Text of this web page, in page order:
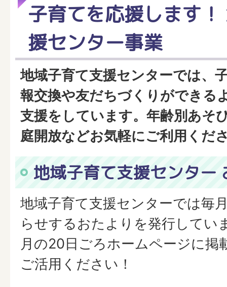
子育てを応援します
援センター事業
地域子育て支援センターでは、
報交換や友だちづくりができる
支援をしています。年齢別あそ
庭開放などお気軽にご利用くだ
地域子育て支援センター
地域子育て支援センターでは毎
らせするおたよりを発行してい
月の20日ごろホームページに掲
ご活用ください！